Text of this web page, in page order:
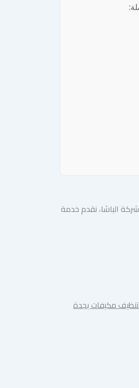
الباشا، نقدم خدمة
تنظيف مكيفات بجدة